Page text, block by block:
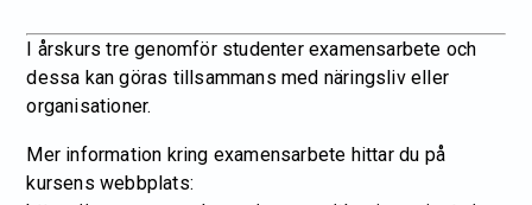
I årskurs tre genomför studenter examensarbete och
dessa kan göras tillsammans med näringsliv eller
organisationer.
Mer information kring examensarbete hittar du på
kursens webbplats: